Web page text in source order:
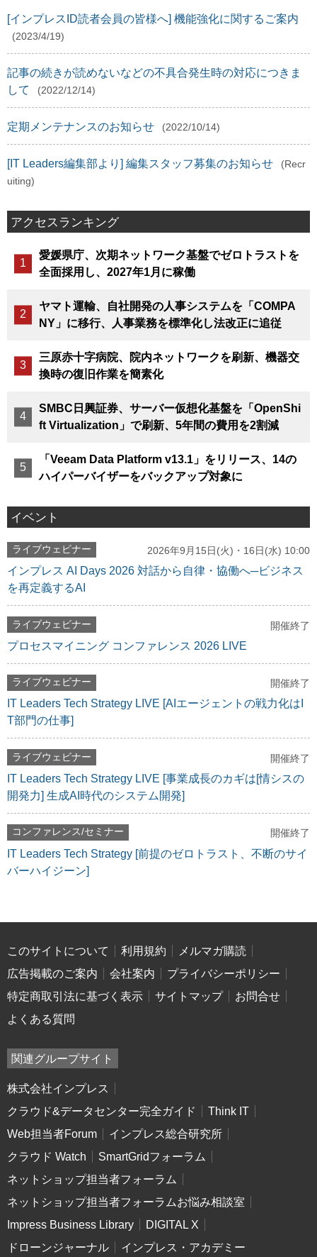
[インプレスID読者会員の皆様へ] 機能強化に関するご案内
(2023/4/19)
記事の続きが読めないなどの不具合発生時の対応につきま
して
(2022/12/14)
定期メンテナンスのお知らせ (2022/10/14)
[IT Leaders編集部より] 編集スタッフ募集のお知らせ
(Recr
uiting)
アクセスランキング
愛媛県庁、次期ネットワーク基盤でゼロトラストを
全面採用し、2027年1月に稼働
ヤマト運輸、自社開発の人事システムを「COMPA
NY」に移行、人事業務を標準化し法改正に追従
三原赤十字病院、院内ネットワークを刷新、機器交
換時の復旧作業を簡素化
SMBC日興証券、サーバー仮想化基盤を「OpenShi
ft Virtualization」で刷新、5年間の費用を2割減
「Veeam Data Platform v13.1」をリリース、14の
ハイパーバイザーをバックアップ対象に
イベント
ライブウェビナー 2026年9月15日(火)・16日(水) 10:00
インプレス AI Days 2026 対話から自律・協働へ─ビジネス
を再定義するAI
ライブウェビナー 開催終了
プロセスマイニング コンファレンス 2026 LIVE
ライブウェビナー 開催終了
IT Leaders Tech Strategy LIVE [AIエージェントの戦力化はI
T部門の仕事]
ライブウェビナー 開催終了
IT Leaders Tech Strategy LIVE [事業成長のカギは[情シスの
開発力] 生成AI時代のシステム開発]
コンファレンス/セミナー 開催終了
IT Leaders Tech Strategy [前提のゼロトラスト、不断のサイ
バーハイジーン]
このサイトについて 利用規約
メルマガ購読
広告掲載のご案内
会社案内
プライバシーポリシー
特定商取引法に基づく表示
サイトマップ
お問合せ
よくある質問
関連グループサイト
株式会社インプレス
クラウド&データセンター完全ガイド
Think IT
Web担当者Forum
インプレス総合研究所
クラウド Watch
SmartGridフォーラム
ネットショップ担当者フォーラム
ネットショップ担当者フォーラムお悩み相談室
Impress Business Library
DIGITAL X
ドローンジャーナル
インプレス・アカデミー